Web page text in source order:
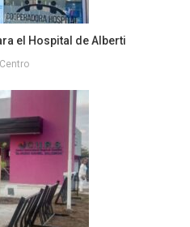
el Hospital de Alberti